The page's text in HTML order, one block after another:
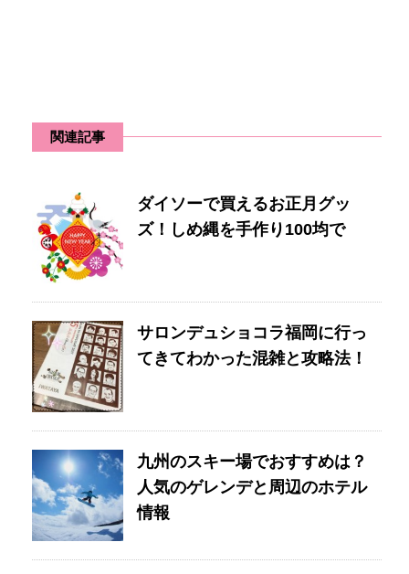
関連記事
ダイソーで買えるお正月グッ
ズ！しめ縄を手作り100均で
サロンデュショコラ福岡に行っ
てきてわかった混雑と攻略法！
九州のスキー場でおすすめは？
人気のゲレンデと周辺のホテル
情報